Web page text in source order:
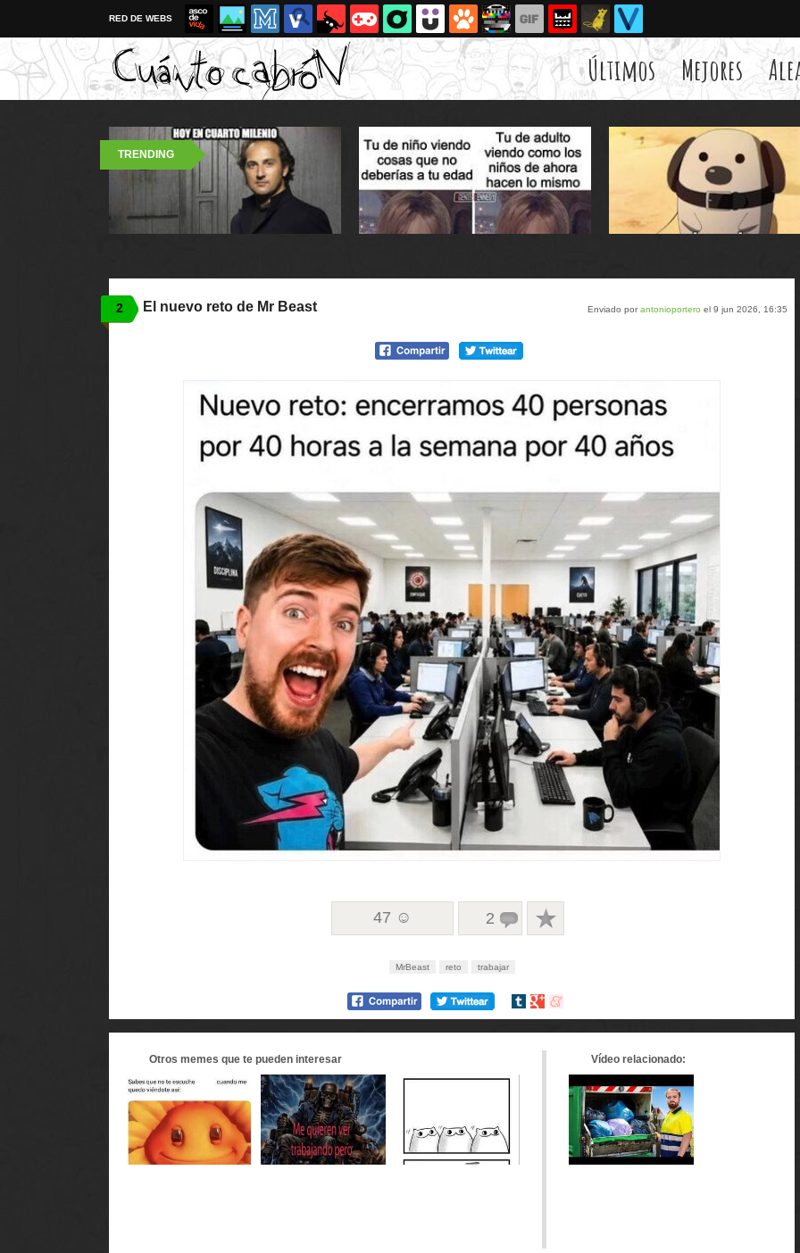
RED DE WEBS
Últimos Mejores
TRENDING
2 Enviado porantonioportero el 9 jun 2026, 16:35
El nuevo reto de Mr Beast
47 ☺ 2
MrBeast reto trabajar
Compartir
Compartir
Compartir
Otros memes que te pueden interesar Vídeo relacionado: